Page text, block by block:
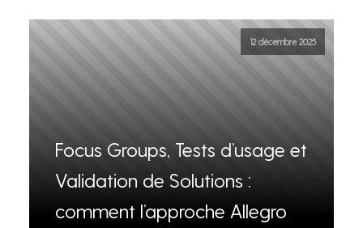
12 décembre 2025
Focus Groups, Tests d’usage et
Validation de Solutions :
comment l’approche Allegro